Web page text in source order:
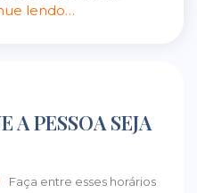
lendo…
A PESSOA SEJA
Faça entre esses horários